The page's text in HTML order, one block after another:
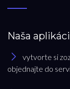
Naša
vytvorte si
objednajte do